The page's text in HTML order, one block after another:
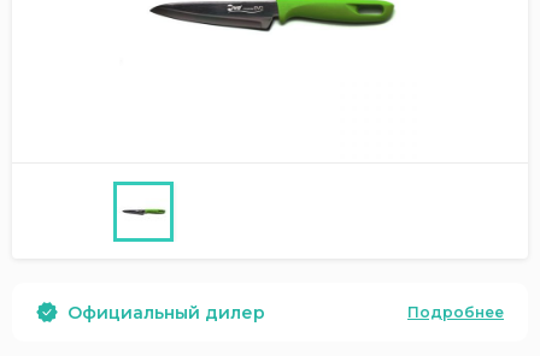
Официальный дилер Подробнее